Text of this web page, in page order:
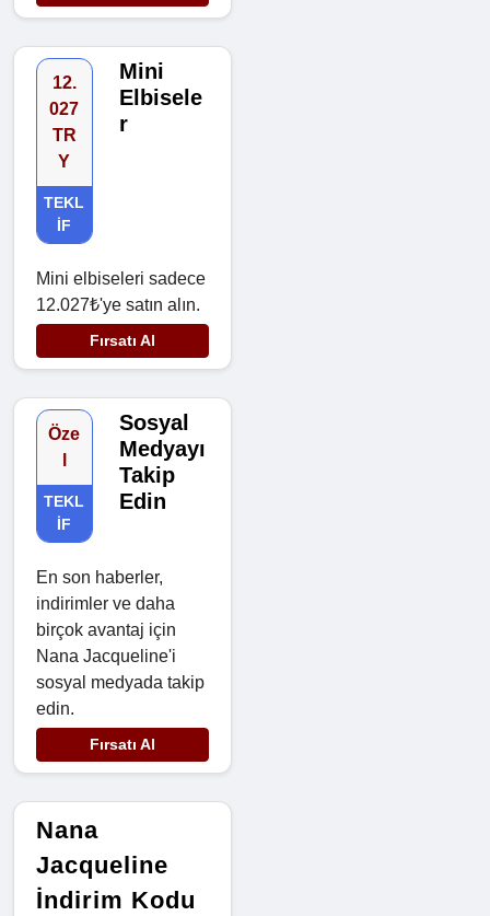
12.
027
TR
Y
TEKL
IF
Mini
Elbisele
r
Mini elbiseleri sadece
12.027₺'ye satın alın.
Fırsatı Al
Öze
TEKL
IF
Sosyal
Medyayı
Takip
Edin
En son haberler,
indirimler ve daha
birçok avantaj için
Nana Jacqueline'i
sosyal medyada takip
edin.
Fırsatı Al
Nana
Jacqueline
İndirim Kodu